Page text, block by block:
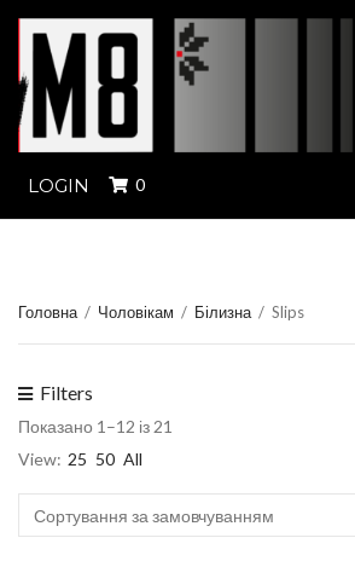
LOGIN 0
Головна / Чоловікам / Білизна / Slips
Filters
Показано 1–12 із 21
View: 25 50 All